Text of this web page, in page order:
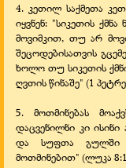
4. კეთილ საქმეთა
იყვნენ: "სიკეთის
მოვიმკით, თუ არ
შეცოდებისათვის
ხოლო თუ სიკეთის
ღვთის წინაშე" (1
5. მოთმინებას
დაცვენილნი კი ისინი
და სუფთა გულში
მოთმინებით" (ლუკა